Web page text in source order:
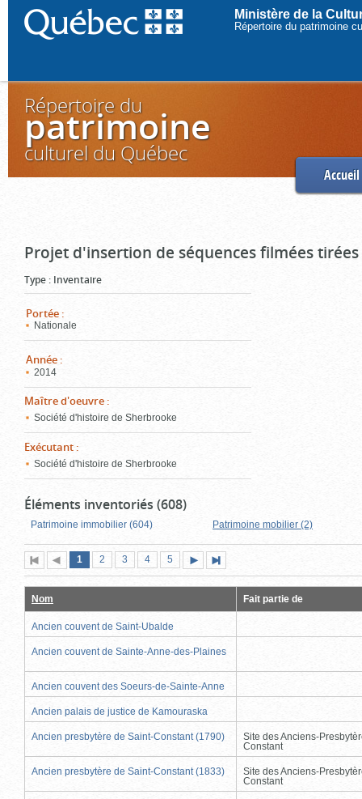
Ministère de la
Répertoire du patrimoine
Répertoire du
patrimoine
culturel du Québec
Accueil
Projet d'insertion de séquences filmées
Type : Inventaire
Portée :
Nationale
Année :
2014
Maître d'oeuvre :
Société d'histoire de Sherbrooke
Exécutant :
Société d'histoire de Sherbrooke
Éléments inventoriés (608)
Patrimoine immobilier (604) Patrimoine mobilier (2)
Première
page
Page
précédente
Page
1 (page
actuelle)
Page
2 Page
3 Page
4 Page
5
suivante
page
Nom Fait partie de
Ancien couvent de Saint-Ubalde
Ancien couvent de Sainte-Anne-des-Plaines
Ancien couvent des Soeurs-de-Sainte-Anne
Ancien palais de justice de Kamouraska
Ancien presbytère de Saint-Constant (1790)
Site des Anciens-
Constant
Ancien presbytère de Saint-Constant (1833)
Site des Anciens-
Constant